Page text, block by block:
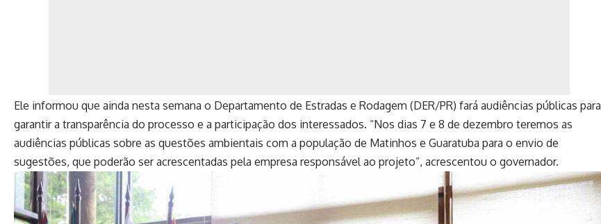
Ele informou que ainda nesta semana o Departamento de Estradas e Rodagem (DER/PR) fará audiências públicas para
garantir a transparência do processo e a participação dos interessados. “Nos dias 7 e 8 de dezembro teremos as
audiências públicas sobre as questões ambientais com a população de Matinhos e Guaratuba para o envio de
sugestões, que poderão ser acrescentadas pela empresa responsável ao projeto”, acrescentou o governador.